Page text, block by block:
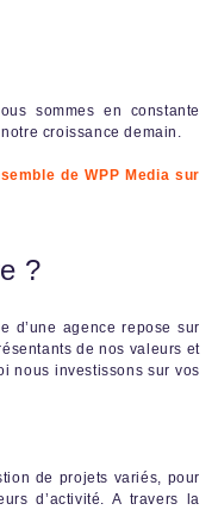
sommes en constante
croissance demain.
de WPP Media sur
?
d’une agence repose sur
de nos valeurs et
nous investissons sur vos
de projets variés, pour
d’activité. A travers la